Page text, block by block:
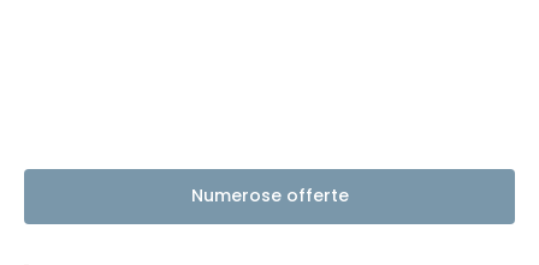
Numerose offerte